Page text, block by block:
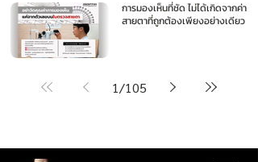
การมองเห็นที่ชัด ไม่ได้เกิดจากค่า
สายตาที่ถูกต้องเพียงอย่างเดียว
1/105